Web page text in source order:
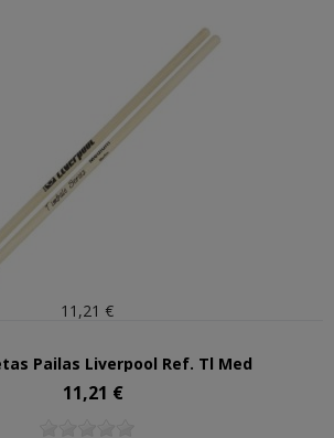
11,21 €
Pailas Liverpool Ref. Tl Med
Precio
11,21 €